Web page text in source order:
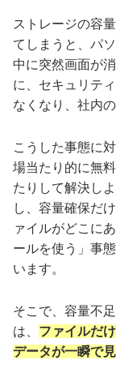
ストレージの容
てしまうと、パ
中に突然画面が
に、セキュリテ
なくなり、社内
こうした事態に
場当たり的に無
たりして解決し
し、容量確保だ
ァイルがどこに
ールを使う」事
います。
そこで、容量不
は、 ファイルだ
データが一瞬で